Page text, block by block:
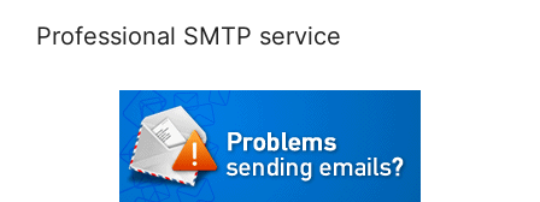
Professional SMTP service